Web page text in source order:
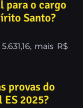
para o cargo
Santo?
mais R$
provas do
2025?